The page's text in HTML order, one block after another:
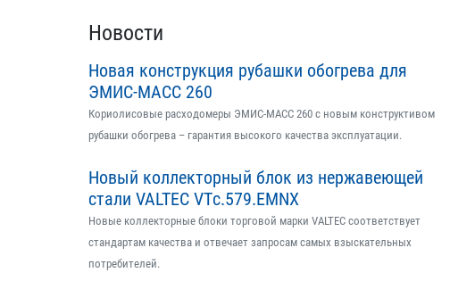
Новости
Новая конструкция рубашки обогрева для
ЭМИС-МАСС 260
Кориолисовые расходомеры ЭМИС-МАСС 260 с новым конструктивом
рубашки обогрева – гарантия высокого качества эксплуатации.
Новый коллекторный блок из нержавеющей
стали VALTEC VTс.579.EMNX
Новые коллекторные блоки торговой марки VALTEC соответствует
стандартам качества и отвечает запросам самых взыскательных
потребителей.